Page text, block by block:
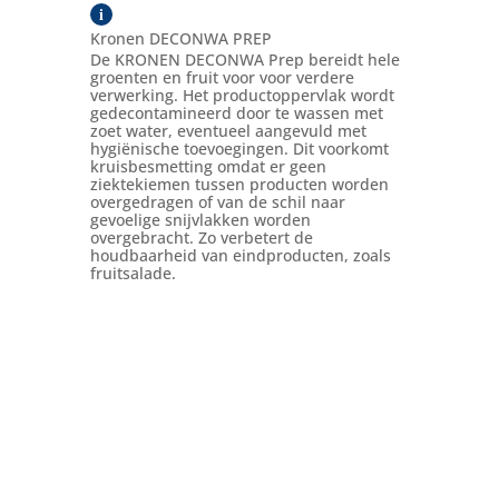
i
Kronen DECONWA PREP
De KRONEN DECONWA Prep bereidt hele
groenten en fruit voor voor verdere
verwerking. Het productoppervlak wordt
gedecontamineerd door te wassen met
zoet water, eventueel aangevuld met
hygiënische toevoegingen. Dit voorkomt
kruisbesmetting omdat er geen
ziektekiemen tussen producten worden
overgedragen of van de schil naar
gevoelige snijvlakken worden
overgebracht. Zo verbetert de
houdbaarheid van eindproducten, zoals
fruitsalade.